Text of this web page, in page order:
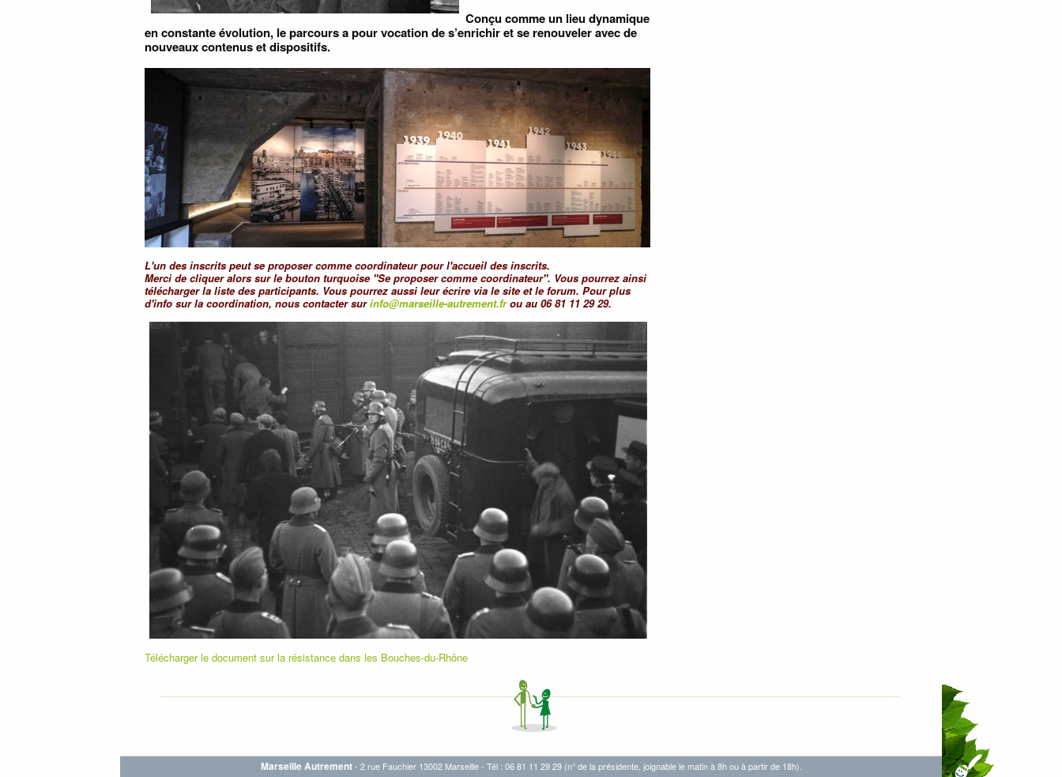
Conçu comme un lieu dynamique
en constante évolution, le parcours a pour vocation de s’enrichir et se renouveler avec de
nouveaux contenus et dispositifs.
L'un des inscrits peut se proposer comme coordinateur pour l'accueil des inscrits.
Merci de cliquer alors sur le bouton turquoise "Se proposer comme coordinateur". Vous pourrez ainsi
télécharger la liste des participants. Vous pourrez aussi leur écrire via le site et le forum. Pour plus
d'info sur la coordination, nous contacter surinfo@marseille-autrement.frou au 06 81 11 29 29.
Télécharger le document sur la résistance dans les Bouches-du-Rhône
Marseille Autrement- 2 rue Fauchier 13002 Marseille - Tél : 06 81 11 29 29 (n° de la présidente, joignable le matin à 8h ou à partir de 18h).